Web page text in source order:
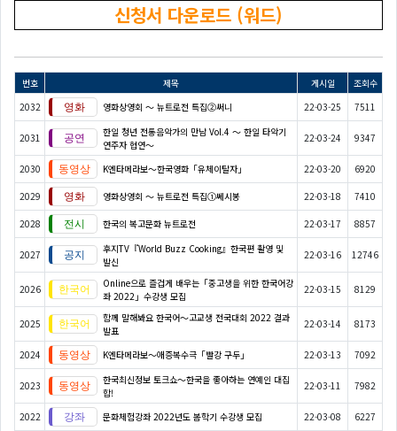
신청서 다운로드 (워드)
번호 제목 게시일
조회수
2032
영화상영회 ～ 뉴트로전 특집②써니 22-03-25 7511
2031
한일 청년 전통음악가의 만남 Vol.4 ～ 한일 타악기
연주자 협연～
22-03-24 9347
2030 K엔타메라보～한국영화「유체이탈자」 22-03-20 6920
2029 영화상영회 ～ 뉴트로전 특집①쎄시봉 22-03-18 7410
2028 한국의 복고문화 뉴트로전 22-03-17 8857
2027
후지TV『World Buzz Cooking』한국편 촬영 및
발신
22-03-16 12746
2026
Online으로 즐겁게 배우는「중고생을 위한 한국어강
좌 2022」수강생 모집
22-03-15 8129
2025
함께 말해봐요 한국어～고교생 전국대회 2022 결과
발표
22-03-14 8173
2024 K엔타메라보～애증복수극「빨강 구두」 22-03-13 7092
2023
한국최신정보 토크쇼～한국을 좋아하는 연예인 대집
합!
22-03-11 7982
2022 문화체험강좌 2022년도 봄학기 수강생 모집 22-03-08 6227